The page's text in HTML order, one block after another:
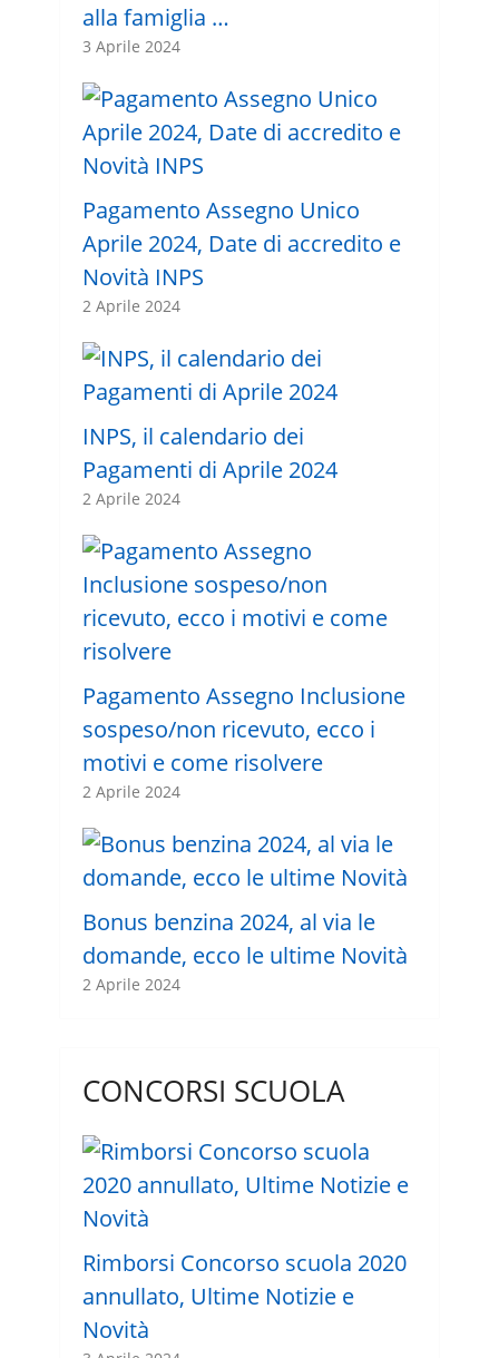
alla famiglia …
3 Aprile 2024
Pagamento Assegno Unico
Aprile 2024, Date di accredito e
Novità INPS
2 Aprile 2024
INPS, il calendario dei
Pagamenti di Aprile 2024
2 Aprile 2024
Pagamento Assegno Inclusione
sospeso/non ricevuto, ecco i
motivi e come risolvere
2 Aprile 2024
Bonus benzina 2024, al via le
domande, ecco le ultime Novità
2 Aprile 2024
CONCORSI SCUOLA
Rimborsi Concorso scuola 2020
annullato, Ultime Notizie e
Novità